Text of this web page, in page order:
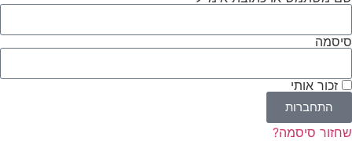
סיסמה
זכור אותי
התחברות
שחזור סיסמה?